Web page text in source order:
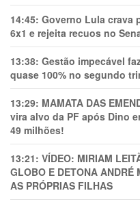
14:45: Governo Lula crava
6x1 e rejeita recuos no
13:38: Gestão impecável
quase 100% no segundo
13:29: MAMATA DAS
vira alvo da PF após Dino
49 milhões!
13:21: VÍDEO: MIRIAM
GLOBO E DETONA
AS PRÓPRIAS FILHAS